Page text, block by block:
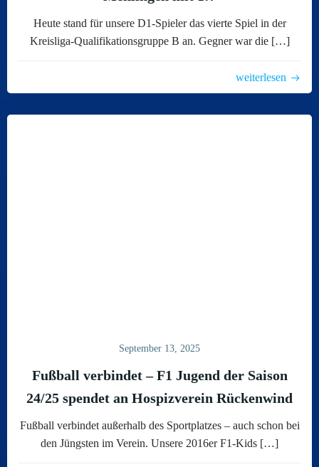
Heute stand für unsere D1-Spieler das vierte Spiel in der
Kreisliga-Qualifikationsgruppe B an. Gegner war die […]
weiterlesen
September 13, 2025
Fußball verbindet – F1 Jugend der Saison
24/25 spendet an Hospizverein Rückenwind
Fußball verbindet außerhalb des Sportplatzes – auch schon bei
den Jüngsten im Verein. Unsere 2016er F1-Kids […]